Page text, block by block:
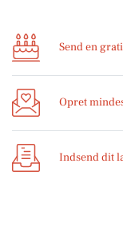
Send en
Opret
Indsend dit